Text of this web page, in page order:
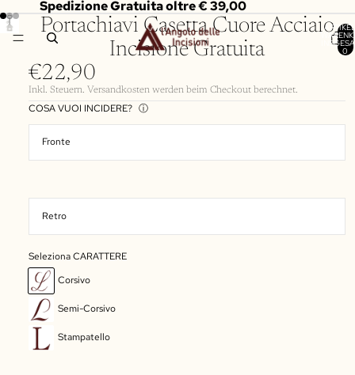
Spedizione Gratuita oltre € 39,00
0
Portachiavi Casetta Cuore Acciaio
Incisione Gratuita
€22,90
Inkl. Steuern. Versandkosten werden beim Checkout berechnet.
COSA VUOI INCIDERE? ⓘ
Seleziona CARATTERE
Corsivo
Semi-Corsivo
Stampatello